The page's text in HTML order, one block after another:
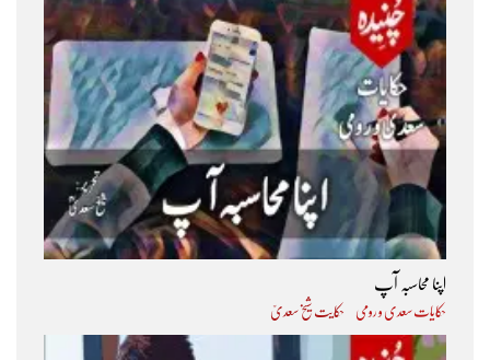
اپنا محاسبہ آپ
حکایات سعدی و رومی حکایت شیخ سعدیؒ